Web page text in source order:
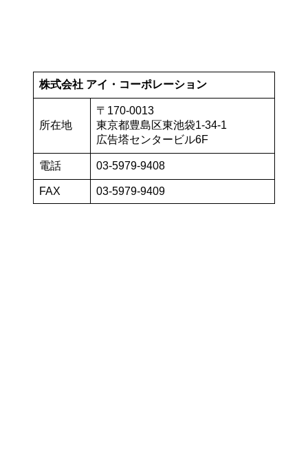
株式会社 アイ・コーポレーション
所在地
〒170-0013
東京都豊島区東池袋1-34-1
広告塔センタービル6F
電話 03-5979-9408
FAX 03-5979-9409